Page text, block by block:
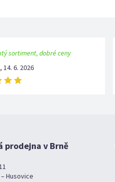
sortiment, dobré ceny
, 14. 6. 2026
prodejna v Brně
Husovice